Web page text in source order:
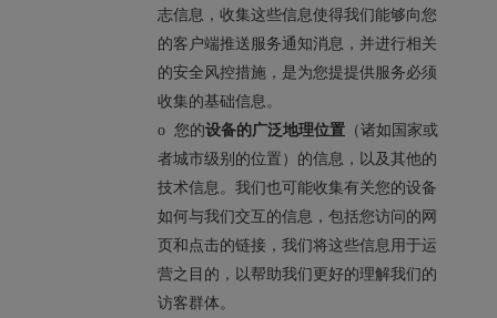
志信息，收集这些信息使得我们能够向您
的客户端推送服务通知消息，并进行相关
的安全风控措施，是为您提提供服务必须
收集的基础信息。
o 您的设备的广泛地理位置 （诸如国家或
者城市级别的位置）的信息，以及其他的
技术信息。我们也可能收集有关您的设备
如何与我们交互的信息，包括您访问的网
页和点击的链接，我们将这些信息用于运
营之目的，以帮助我们更好的理解我们的
访客群体。